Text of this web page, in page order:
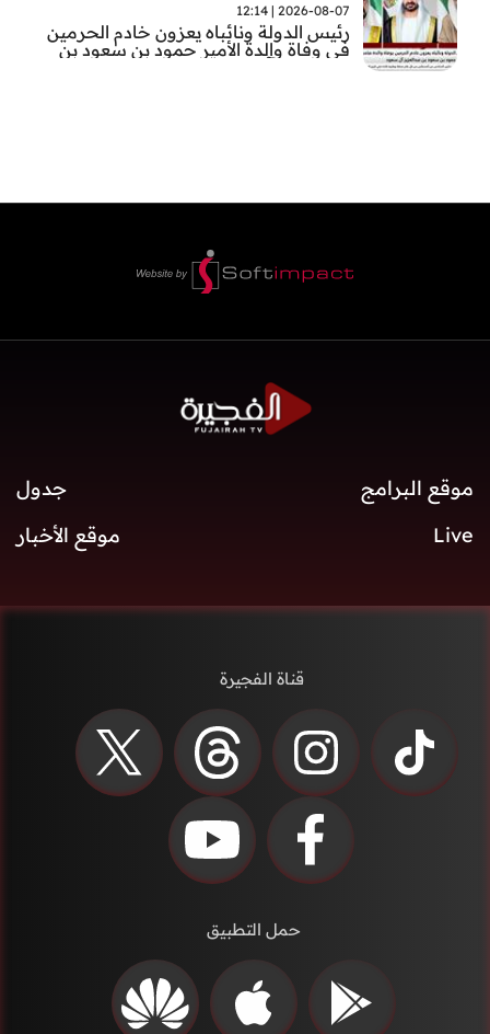
2026-08-07 | 12:14
رئيس الدولة ونائباه يعزون خادم الحرمين
في وفاة والدة الأمير حمود بن سعود بن
موقع البرامج
جدول
Live
موقع الأخبار
قناة الفجيرة
حمل التطبيق